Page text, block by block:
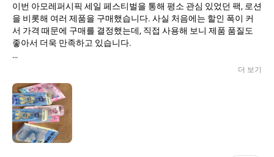
이번 아모레퍼시픽 세일 페스티벌을 통해 평소 관심 있었던 팩, 로션
을 비롯해 여러 제품을 구매했습니다. 사실 처음에는 할인 폭이 커
서 가격 때문에 구매를 결정했는데, 직접 사용해 보니 제품 품질도
좋아서 더욱 만족하고 있습니다.
특히 팩은 피부가 건조할 때 사용했는데 사용 후 피부가 촉촉해지고
이 흡수가 잘 되면서도 보습력이 오래 유지되어 요즘 매일 사용하고
있습니다. 향도 부담스럽지 않고 은은해서 사용감이 좋았습니다.
무엇보다 이번 행사 덕분에 평소에는 가격 때문에 망설였던 제품들
을 부담 없이 구매할 수 있었던 점이 가장 만족스럽습니다. 여러 제
더 보기